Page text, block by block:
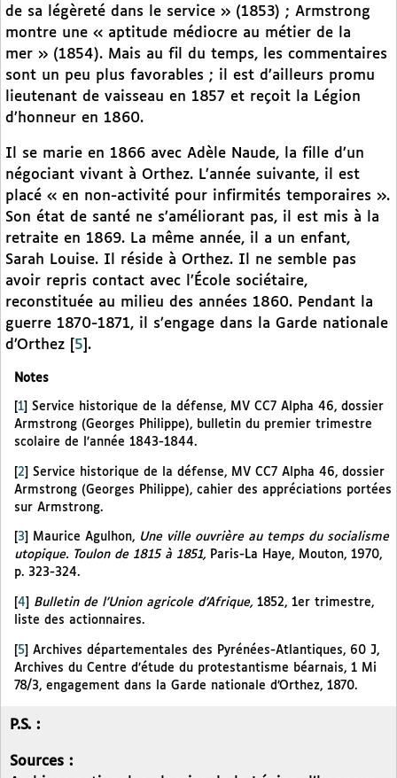
de sa légèreté dans le service » (1853) ; Armstrong
montre une « aptitude médiocre au métier de la
mer » (1854). Mais au fil du temps, les commentaires
sont un peu plus favorables ; il est d’ailleurs promu
lieutenant de vaisseau en 1857 et reçoit la Légion
d’honneur en 1860.
Il se marie en 1866 avec Adèle Naude, la fille d’un
négociant vivant à Orthez. L’année suivante, il est
placé « en non-activité pour infirmités temporaires ».
Son état de santé ne s’améliorant pas, il est mis à la
retraite en 1869. La même année, il a un enfant,
Sarah Louise. Il réside à Orthez. Il ne semble pas
avoir repris contact avec l’École sociétaire,
reconstituée au milieu des années 1860. Pendant la
guerre 1870-1871, il s’engage dans la Garde nationale
d’Orthez
5 .
Notes
1
Service historique de la défense, MV CC7 Alpha 46, dossier
Armstrong (Georges Philippe), bulletin du premier trimestre
scolaire de l’année 1843-1844.
[2] Service historique de la défense, MV CC7 Alpha 46, dossier
Armstrong (Georges Philippe), cahier des appréciations portées
sur Armstrong.
3 Maurice Agulhon, Une ville ouvrière au temps du socialisme
utopique. Toulon de 1815 à 1851, Paris-La Haye, Mouton, 1970,
p. 323-324.
4 Bulletin de l’Union agricole d’Afrique, 1852, 1er trimestre,
liste des actionnaires.
[5] Archives départementales des Pyrénées-Atlantiques, 60 J,
Archives du Centre d’étude du protestantisme béarnais, 1 Mi
78/3, engagement dans la Garde nationale d’Orthez, 1870.
P.S. :
Sources :